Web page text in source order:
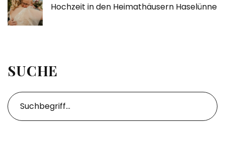
Hochzeit in den Heimathäusern Haselünne
SUCHE